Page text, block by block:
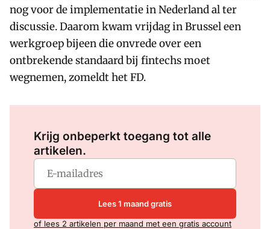
nog voor de implementatie in Nederland al ter
discussie. Daarom kwam vrijdag in Brussel een
werkgroep bijeen die onvrede over een
ontbrekende standaard bij fintechs moet
wegnemen, zomeldt het FD.
Krijg onbeperkt toegang tot alle
artikelen.
Lees 1 maand gratis
of lees 2 artikelen per maand met een gratis account